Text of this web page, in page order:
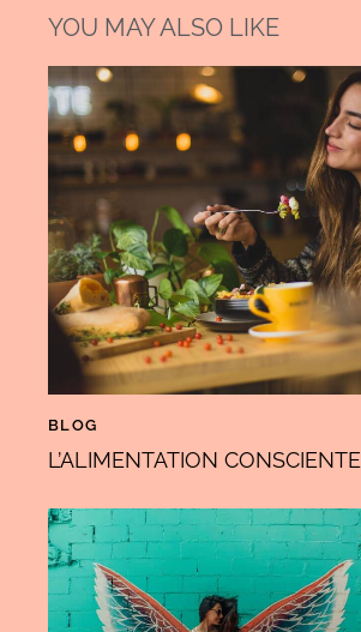
YOU MAY ALSO LIKE
BLOG
L’ALIMENTATION CONSCIENTE